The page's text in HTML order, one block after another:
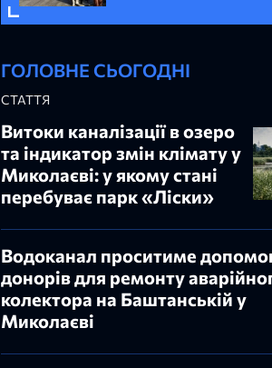
ГОЛОВНЕ СЬОГОДНІ
СТАТТЯ
Витоки каналізації в озеро
та індикатор змін клімату у
Миколаєві: у якому стані
перебуває парк «Ліски»
Водоканал проситиме
донорів для ремонту
колектора на Баштанській у
Миколаєві